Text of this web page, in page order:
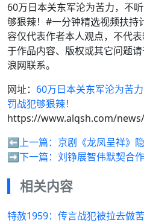
60万日本关东军沦为苦力，不
够狠辣！#一分钟精选视频扶持
容仅代表作者本人观点，不代
于作品内容、版权或其它问题
浪网联系。
网址： 60万日本关东军沦为苦
罚战犯够狠辣！
https://www.alqsh.com/
⬅️上一篇： 京剧《龙凤呈祥》
➡️下一篇： 刘铮展智伟默契合
相关内容
特赦1959：传言战犯被拉去做